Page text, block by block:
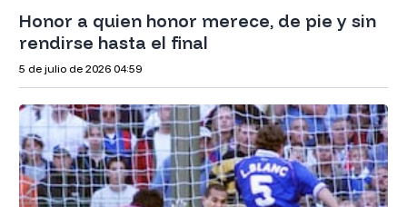
Honor a quien honor merece, de pie y sin
rendirse hasta el final
5 de julio de 2026 04:59